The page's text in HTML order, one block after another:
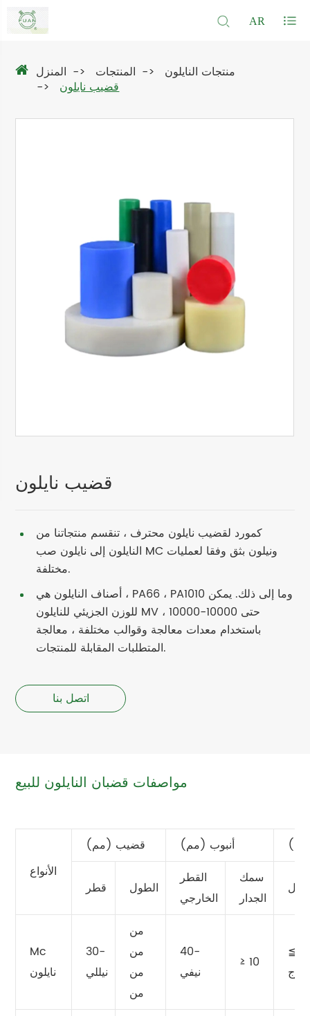
AR
المنزل المنتجات
منتجات النايلون
قضيب نايلون
قضيب نايلون
كمورد لقضيب نايلون محترف ، تنقسم منتجاتنا من
النايلون إلى نايلون صب MC ونيلون بثق وفقا لعمليات
مختلفة.
أصناف النايلون هي ، PA66 ، PA1010 وما إلى ذلك. يمكن
للوزن الجزيئي للنايلون MV حتى 10000-10000 ،
باستخدام معدات معالجة وقوالب مختلفة ، معالجة
المتطلبات المقابلة للمنتجات.
اتصل بنا
مواصفات قضبان النايلون للبيع
الأنواع
قضيب (مم) أنبوب (مم)
قطر الطول
القطر
الخارجي
سمك
الجدار
Mc
نايلون
30-
نيللي
من
من
من
من
40-
نيفي
≥ 10
≦
موج